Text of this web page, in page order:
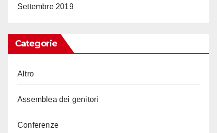
Settembre 2019
Categorie
Altro
Assemblea dei genitori
Conferenze